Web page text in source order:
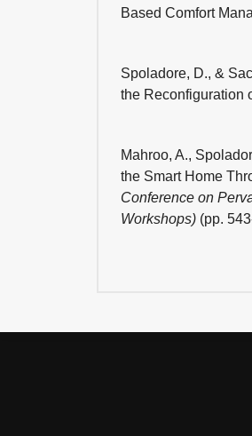
Based Comfort
Spoladore, D., &
the Reconfiguration
Mahroo, A.,
the Smart Home
Conference on
Workshops) (pp.